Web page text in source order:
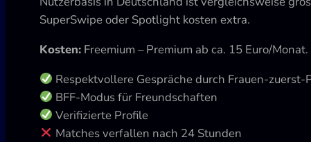
SuperSwipe oder Spotlight kosten extra.
Kosten: Freemium – Premium ab ca. 15 Euro/Monat.
Respektvollere Gespräche durch Frauen-zuerst-
BFF-Modus für Freundschaften
Verifizierte Profile
Matches verfallen nach 24 Stunden